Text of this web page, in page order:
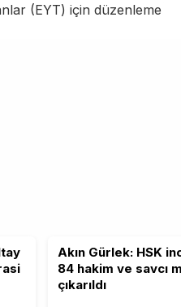
(EYT) için düzenleme
Akın Gürlek: HSK
84 hakim ve savcı
çıkarıldı